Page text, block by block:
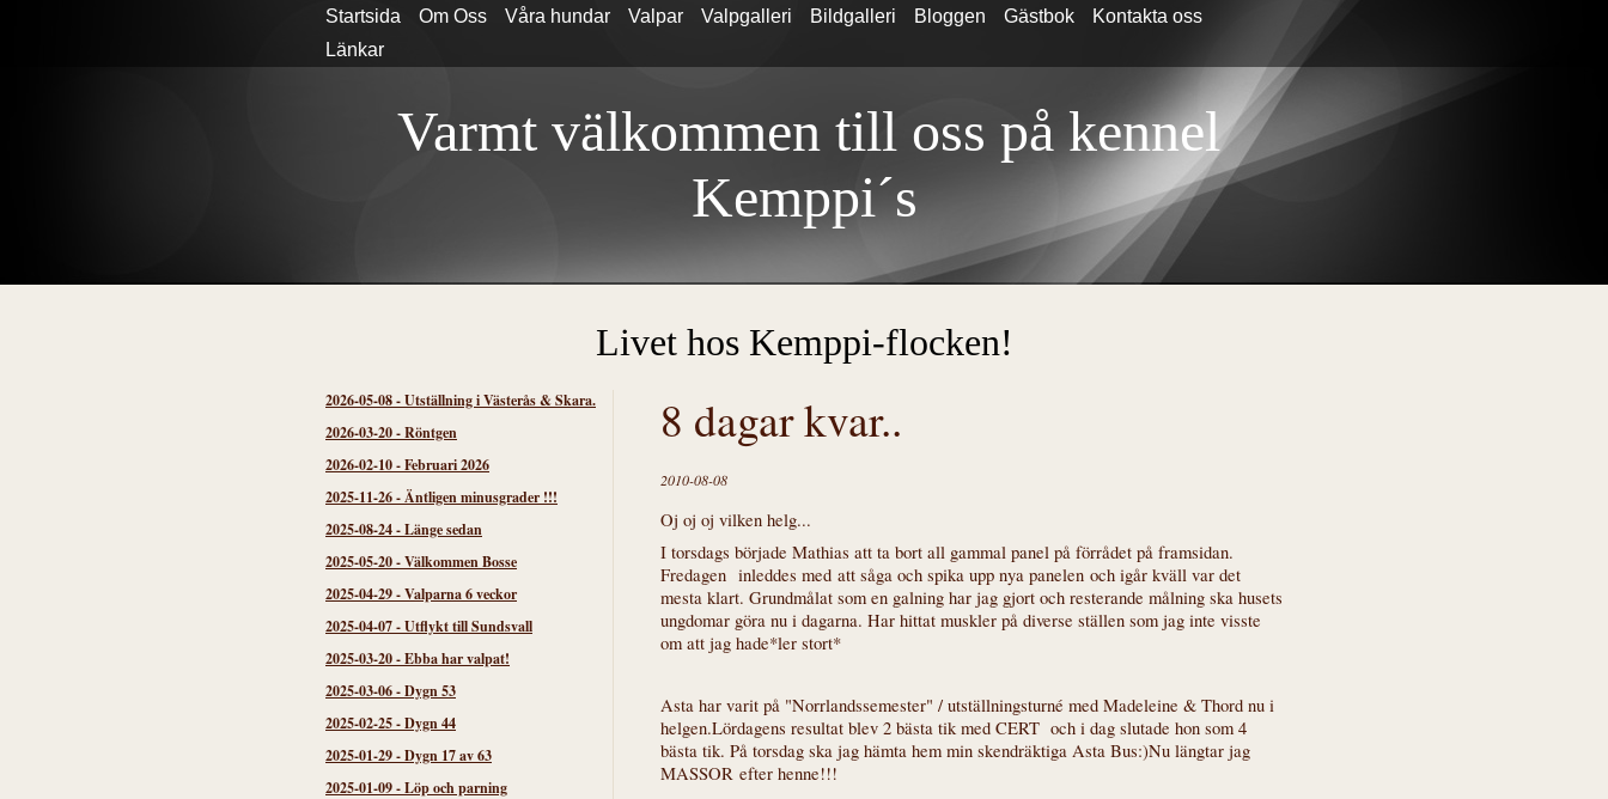
Startsida Om Oss Våra hundar Valpar Valpgalleri Bildgalleri Bloggen Gästbok
Kontakta oss
Länkar
Varmt välkommen till oss på kennel
Kemppi´s
Livet hos Kemppi-flocken!
2026-05-08-Utställning i Västerås & Skara.
2026-03-20-Röntgen
2026-02-10-Februari 2026
2025-11-26-Äntligen minusgrader !!!
2025-08-24-Länge sedan
2025-05-20-Välkommen Bosse
2025-04-29-Valparna 6 veckor
2025-04-07-Utflykt till Sundsvall
2025-03-20-Ebba har valpat!
2025-03-06-Dygn 53
2025-02-25-Dygn 44
2025-01-29-Dygn 17 av 63
2025-01-09-Löp och parning
8 dagar kvar..
2010-08-08
Oj oj oj vilken helg...
I torsdags började Mathias att ta bort all gammal panel på förrådet på framsidan.
Fredagen inleddes med att såga och spika upp nya panelen och igår kväll var det
mesta klart. Grundmålat som en galning har jag gjort och resterande målning ska husets
ungdomar göra nu i dagarna. Har hittat muskler på diverse ställen som jag inte visste
om att jag hade*ler stort*
Asta har varit på "Norrlandssemester" / utställningsturné med Madeleine & Thord nu i
helgen.Lördagens resultat blev 2 bästa tik med CERT och i dag slutade hon som 4
bästa tik. På torsdag ska jag hämta hem min skendräktiga Asta Bus:)Nu längtar jag
MASSOR efter henne!!!